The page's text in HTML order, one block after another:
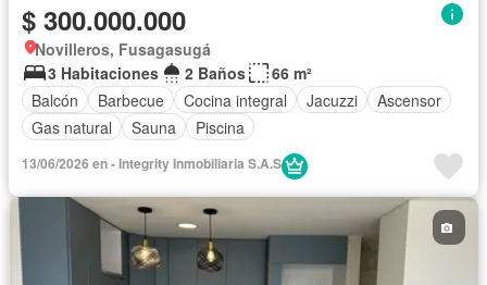
$ 300.000.000
Novilleros, Fusagasugá
3 Habitaciones
2 Baños
66 m²
Balcón
Barbecue Cocina integral Jacuzzi
Ascensor
Gas natural
Sauna Piscina
13/06/2026 en - Integrity Inmobiliaria S.A.S